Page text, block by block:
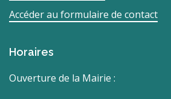
Accéder au formulaire de contact
Horaires
Ouverture de la Mairie :